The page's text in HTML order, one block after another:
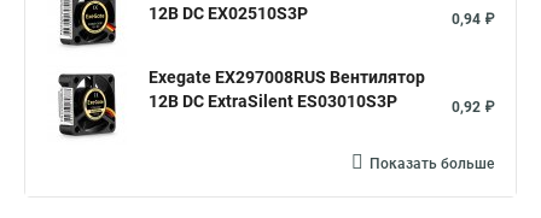
12В DC EX02510S3P
0,94 ₽
Exegate EX297008RUS Вентилятор
12В DC ExtraSilent ES03010S3P
0,92 ₽
Показать больше